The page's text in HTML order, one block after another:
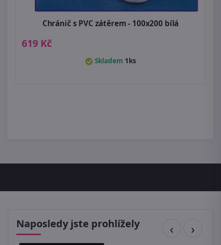
Chránič s PVC zátěrem - 100x200 bílá
619 Kč
Skladem 1ks
Naposledy jste prohlížely